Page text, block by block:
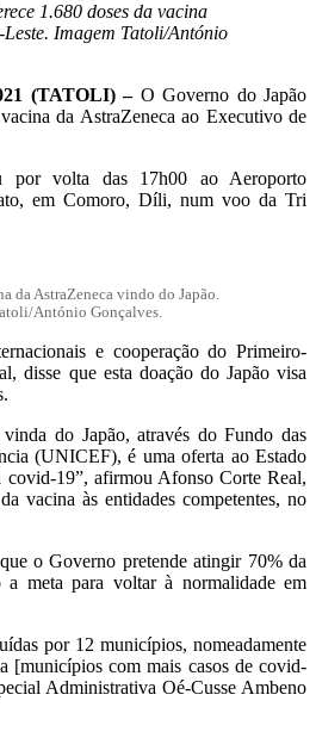
1.680 doses da vacina
Imagem Tatoli/António
(TATOLI) –O Governo do Japão
da AstraZeneca ao Executivo de
por volta das 17h00 ao Aeroporto
em Comoro, Díli, num voo da Tri
da AstraZeneca vindo do Japão.
António Gonçalves.
e cooperação do Primeiro-
disse que esta doação do Japão visa
do Japão, através do Fundo das
(UNICEF), é uma oferta ao Estado
covid-19”, afirmou Afonso Corte Real,
vacina às entidades competentes, no
o Governo pretende atingir 70% da
a meta para voltar à normalidade em
por 12 municípios, nomeadamente
[municípios com mais casos de covid-
Administrativa Oé-Cusse Ambeno